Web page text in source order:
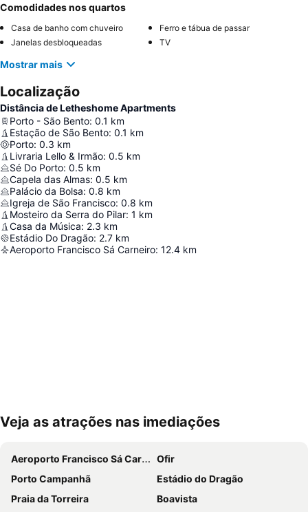
Comodidades nos quartos
Casa de banho com chuveiro
Ferro e tábua de passar
Janelas desbloqueadas
TV
Mostrar mais
Localização
Distância de Letheshome Apartments
Porto - São Bento: 0.1 km
Estação de São Bento: 0.1 km
Porto: 0.3 km
Livraria Lello & Irmão: 0.5 km
Sé Do Porto: 0.5 km
Capela das Almas: 0.5 km
Palácio da Bolsa: 0.8 km
Igreja de São Francisco: 0.8 km
Mosteiro da Serra do Pilar: 1 km
Casa da Música: 2.3 km
Estádio Do Dragão: 2.7 km
Aeroporto Francisco Sá Carneiro: 12.4 km
Ampliar mapa
Veja as atrações nas imediações
Aeroporto Francisco Sá Carneiro
Ofir
Porto Campanhã
Estádio do Dragão
Praia da Torreira
Boavista